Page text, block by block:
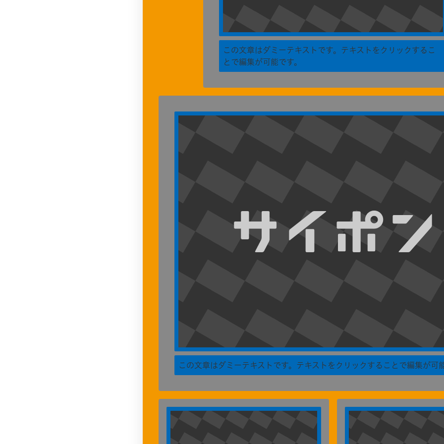
この文章はダミーテキストです。テキストをクリックするこ
とで編集が可能です。
この文章はダミーテキストです。テキストをクリックすることで編集が可